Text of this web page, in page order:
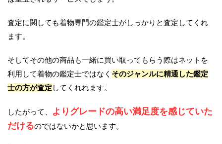
査定に関しても着物専門の鑑定士がしっかりと査定してくれ
ます。
そしてその他の商品も一緒に買い取ってもらう際はネットを
利用して着物の鑑定士ではなく そのジャンルに精通した鑑定
士の方が査定 してくれれます。
したがって、
よりグレードの高い満足度を感じていた
だけるのではないかと思います。